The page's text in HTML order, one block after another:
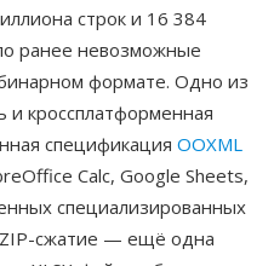
строк и 16 384
ранее невозможные
формате. Одно из
кроссплатформенная
спецификация OOXML
Calc, Google Sheets,
специализированных
ZIP-сжатие — ещё одна